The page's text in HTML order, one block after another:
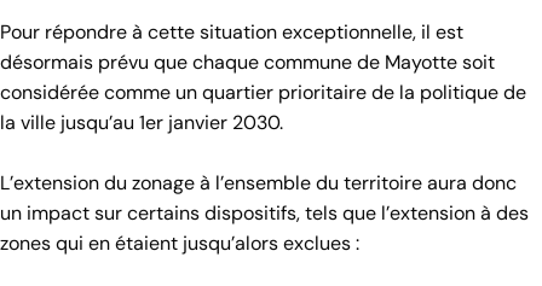
Pour répondre à cette situation exceptionnelle, il est
désormais prévu que chaque commune de Mayotte soit
considérée comme un quartier prioritaire de la politique de
la ville jusqu’au 1er janvier 2030.
L’extension du zonage à l’ensemble du territoire aura donc
un impact sur certains dispositifs, tels que l’extension à des
zones qui en étaient jusqu’alors exclues :